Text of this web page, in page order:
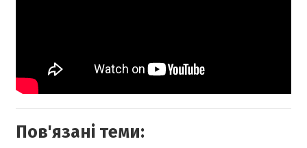
Пов'язані теми: